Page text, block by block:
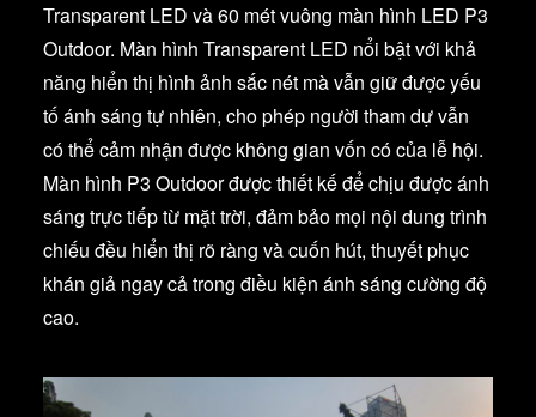
Transparent LED và 60 mét vuông màn hình LED P3
Outdoor. Màn hình Transparent LED nổi bật với khả
năng hiển thị hình ảnh sắc nét mà vẫn giữ được yếu
tố ánh sáng tự nhiên, cho phép người tham dự vẫn
có thể cảm nhận được không gian vốn có của lễ hội.
Màn hình P3 Outdoor được thiết kế để chịu được ánh
sáng trực tiếp từ mặt trời, đảm bảo mọi nội dung trình
chiếu đều hiển thị rõ ràng và cuốn hút, thuyết phục
khán giả ngay cả trong điều kiện ánh sáng cường độ
cao.